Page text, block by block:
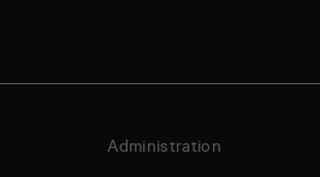
Administration